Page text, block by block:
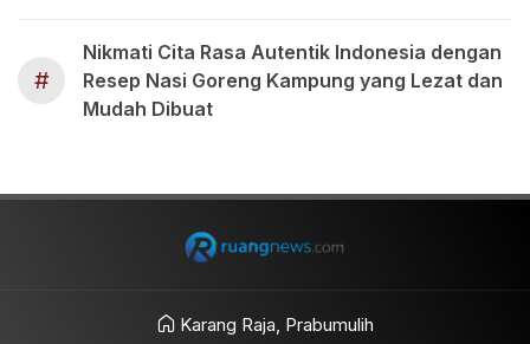
#
Nikmati Cita Rasa Autentik Indonesia dengan
Resep Nasi Goreng Kampung yang Lezat dan
Mudah Dibuat
Karang Raja, Prabumulih